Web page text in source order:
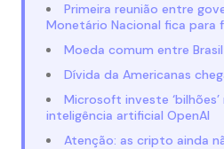
Primeira reunião entre
Monetário Nacional fica para
Moeda comum entre
Dívida da Americanas
Microsoft investe
inteligência artificial OpenAI
Atenção: as cripto ainda